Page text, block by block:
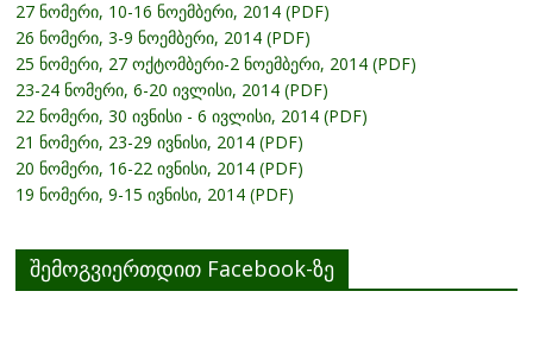
27 ნომერი, 10-16 ნოემბერი, 2014 (PDF)
26 ნომერი, 3-9 ნოემბერი, 2014 (PDF)
25 ნომერი, 27 ოქტომბერი-2 ნოემბერი, 2014 (PDF)
23-24 ნომერი, 6-20 ივლისი, 2014 (PDF)
22 ნომერი, 30 ივნისი - 6 ივლისი, 2014 (PDF)
21 ნომერი, 23-29 ივნისი, 2014 (PDF)
20 ნომერი, 16-22 ივნისი, 2014 (PDF)
19 ნომერი, 9-15 ივნისი, 2014 (PDF)
შემოგვიერთდით Facebook-ზე